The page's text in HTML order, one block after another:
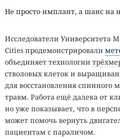
Не просто имплант, а шанс на
Исследователи Университета
Cities продемонстрировали
объединяет технологии
стволовых клеток и
для восстановления спинного
травм. Работа ещё далека от
но уже показывает, что в
может помочь вернуть
пациентам с параличом.